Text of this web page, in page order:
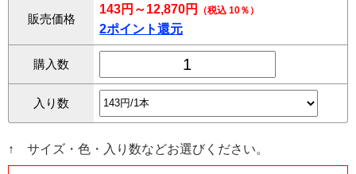
販売価格
143円～12,870円 （税込 10％）
2ポイント還元
購入数
入り数
↑ サイズ・色・入り数などお選びください。